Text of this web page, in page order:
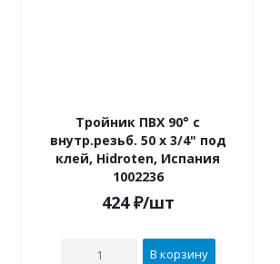
Тройник ПВХ 90° с
внутр.резьб. 50 х 3/4" под
клей, Hidroten, Испания
1002236
424₽/шт
В корзину